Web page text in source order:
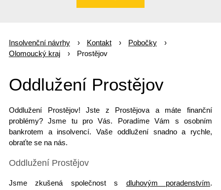
Insolvenční návrhy Kontakt
Pobočky
Olomoucký kraj
Prostějov
Oddlužení Prostějov
Oddlužení Prostějov! Jste z Prostějova a máte finanční
problémy? Jsme tu pro Vás. Poradíme Vám s osobním
bankrotem a insolvencí. Vaše oddlužení snadno a rychle,
obraťte se na nás.
Oddlužení Prostějov
Jsme zkušená společnost s dluhovým poradenstvím.